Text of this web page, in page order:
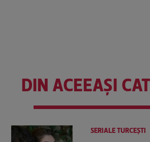
DIN ACEEAȘI
SERIALE TURCEŞTI